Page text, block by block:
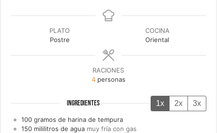
PLATO
Postre
COCINA
Oriental
RACIONES
4 personas
INGREDIENTES 1x 2x 3x
100 gramos de harina de tempura
150 mililitros de agua muy fría con gas